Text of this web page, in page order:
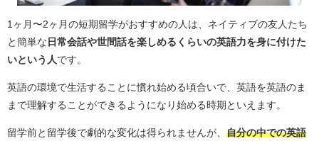
1ヶ月〜2ヶ月の短期留学がおすすめの人は、ネイティブの友人たち
と簡単な 日常会話や世間話を楽しめるくらいの英語力を身に付けた
いという人 です。
英語の環境で生活することに慣れ始める頃合いで、英語を英語のま
まで理解することができるようになり始める時期といえます。
留学前と留学後で劇的な変化は得られませんが、 自分の中での英語